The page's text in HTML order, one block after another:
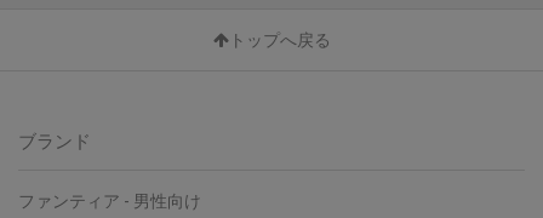
トップへ戻る
ブランド
ファンティア - 男性向け